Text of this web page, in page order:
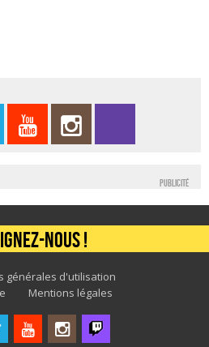
Publicité
nous !
générales d'utilisation
Mentions légales